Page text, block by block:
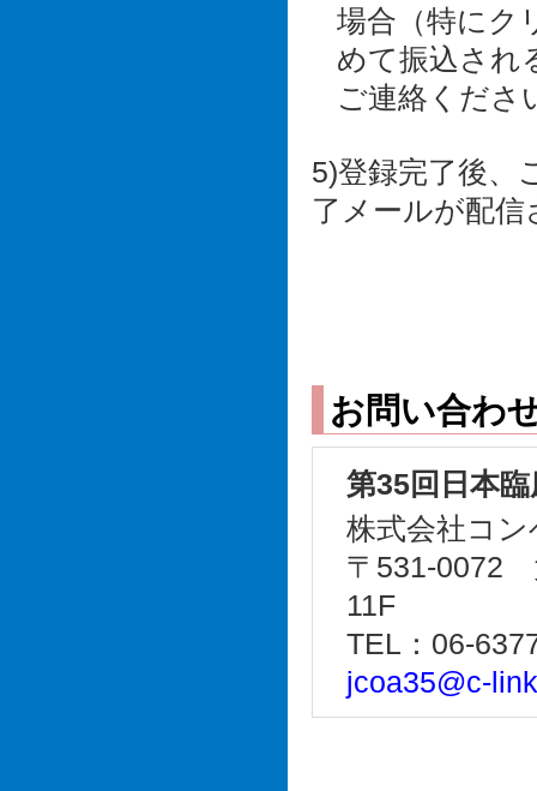
場合（特にク
めて振込され
ご連絡くださ
5)登録完了後、
了メールが配信
お問い合わ
第35回日本
株式会社コ
〒531-0072
11F
TEL：06-
jcoa35@c-